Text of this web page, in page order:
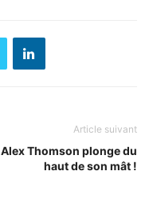
Article suivant
Alex Thomson plonge du
haut de son mât !